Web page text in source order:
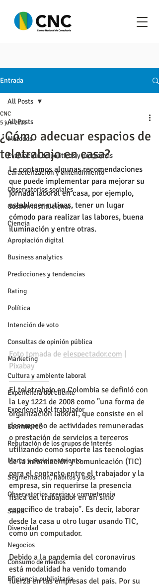
Entrada
All Posts
Metodos
Evaluación de políticas y programas
Caracterización y entendimiento
Observatorios sociales
Gestión institucional
Ciencia
Apropiación digital
Business analytics
Predicciones y tendencias
Rating
Política
Intención de voto
Consultas de opinión pública
Marketing
Cultura y ambiente laboral
Experiencia del cliente
Experiencia del trabajador
Ecommerce
Reputación de los grupos de interés
Marca y posicionamiento
Segmentación, hábitos y usos
Observatorios precios y competencia
Salud
Diversidad
Negocios
Consumo de medios
Eficiencia publicitaria
All Posts
¿Cómo adecuar espacios de
teletrabajo en casa?
CNC
5 jun 2020
Le contamos algunas recomendaciones
que puede implementar para mejorar su
jornada laboral en casa, por ejemplo,
establecer rutinas, tener un lugar
cómodo para realizar las labores, buena
iluminación y entre otras.
Foto tomada de elespectador.com
Pixabay
__________
El teletrabajo en Colombia se definió con
la Ley 1221 de 2008 como "una forma de
organización laboral, que consiste en el
desempeño de actividades remuneradas
o prestación de servicios a terceros
utilizando como soporte las tecnologías
de la información y comunicación (TIC)
para el contacto entre el trabajador y la
empresa, sin requerirse la presencia
física del trabajador en un sitio
específico de trabajo". Es decir, laborar
desde la casa u otro lugar usando TIC,
como un computador.
Debido a la pandemia del coronavirus
está modalidad ha venido tomando
fuerza en las empresas del país. Por su